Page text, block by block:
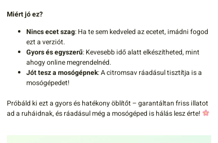
Miért jó ez?
Nincs ecet szag: Ha te sem kedveled az ecetet, imádni fogod
ezt a verziót.
Gyors és egyszerű: Kevesebb idő alatt elkészítheted, mint
ahogy online megrendelnéd.
Jót tesz a mosógépnek: A citromsav ráadásul tisztítja is a
mosógépedet!
Próbáld ki ezt a gyors és hatékony öblítőt – garantáltan friss illatot
ad a ruháidnak, és ráadásul még a mosógéped is hálás lesz érte!